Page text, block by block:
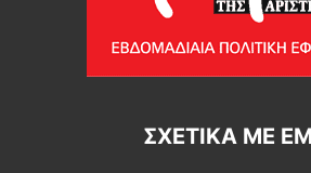
ΣΧΕΤΙΚΆ ΜΕ